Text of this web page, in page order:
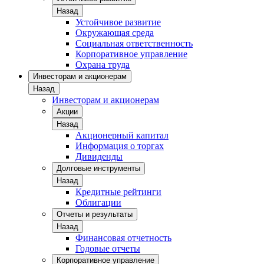
Назад
Устойчивое развитие
Окружающая среда
Социальная ответственность
Корпоративное управление
Охрана труда
Инвесторам и акционерам
Назад
Инвесторам и акционерам
Акции
Назад
Акционерный капитал
Информация о торгах
Дивиденды
Долговые инструменты
Назад
Кредитные рейтинги
Облигации
Отчеты и результаты
Назад
Финансовая отчетность
Годовые отчеты
Корпоративное управление